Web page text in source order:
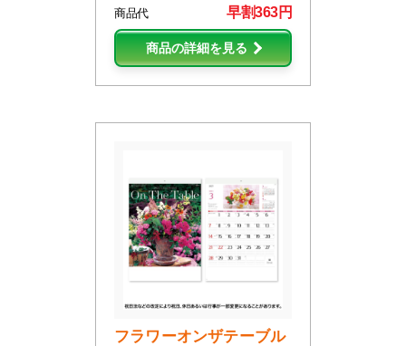
商品代
早割363円
商品の詳細を見る
フラワーオンザテーブル